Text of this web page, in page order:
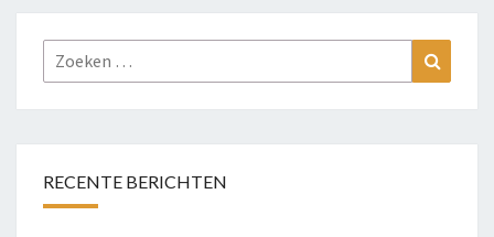
Zoeken
naar:
RECENTE BERICHTEN